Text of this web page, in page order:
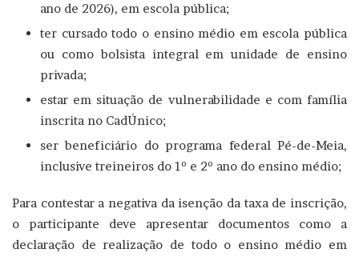
ano de 2026), em escola pública;
ter cursado todo o ensino médio em escola pública
ou como bolsista integral em unidade de ensino
privada;
estar em situação de vulnerabilidade e com família
inscrita no CadÚnico;
ser beneficiário do programa federal Pé-de-Meia,
inclusive treineiros do 1º e 2º ano do ensino médio;
Para contestar a negativa da isenção da taxa de inscrição,
o participante deve apresentar documentos como a
declaração de realização de todo o ensino médio em